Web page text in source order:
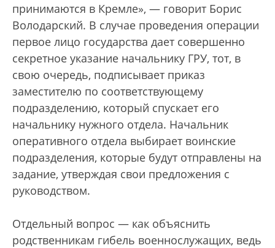
принимаются в Кремле», — говорит Борис
Володарский. В случае проведения операции
первое лицо государства дает совершенно
секретное указание начальнику ГРУ, тот, в
свою очередь, подписывает приказ
заместителю по соответствующему
подразделению, который спускает его
начальнику нужного отдела. Начальник
оперативного отдела выбирает воинские
подразделения, которые будут отправлены на
задание, утверждая свои предложения с
руководством.
Отдельный вопрос — как объяснить
родственникам гибель военнослужащих, ведь